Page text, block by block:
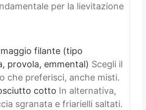
per la lievitazione
filante (tipo
provola, emmental) Scegli il
che preferisci, anche misti.
cotto In alternativa,
sgranata e friarielli saltati.